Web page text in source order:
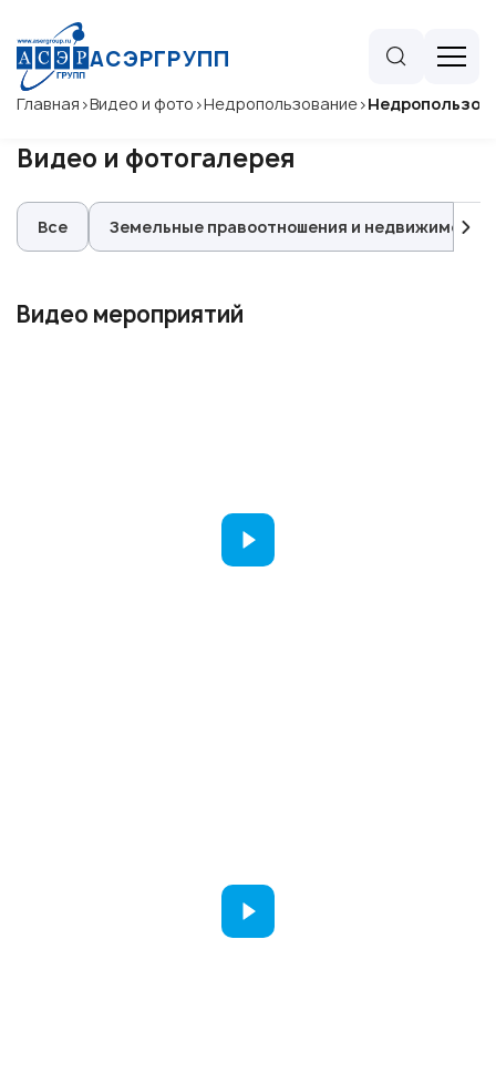
АСЭРГРУПП
Главная >Видео и фото >Недропользование>
Видео и фотогалерея
Все Земельные правоотношения и недвижимость
Видео мероприятий